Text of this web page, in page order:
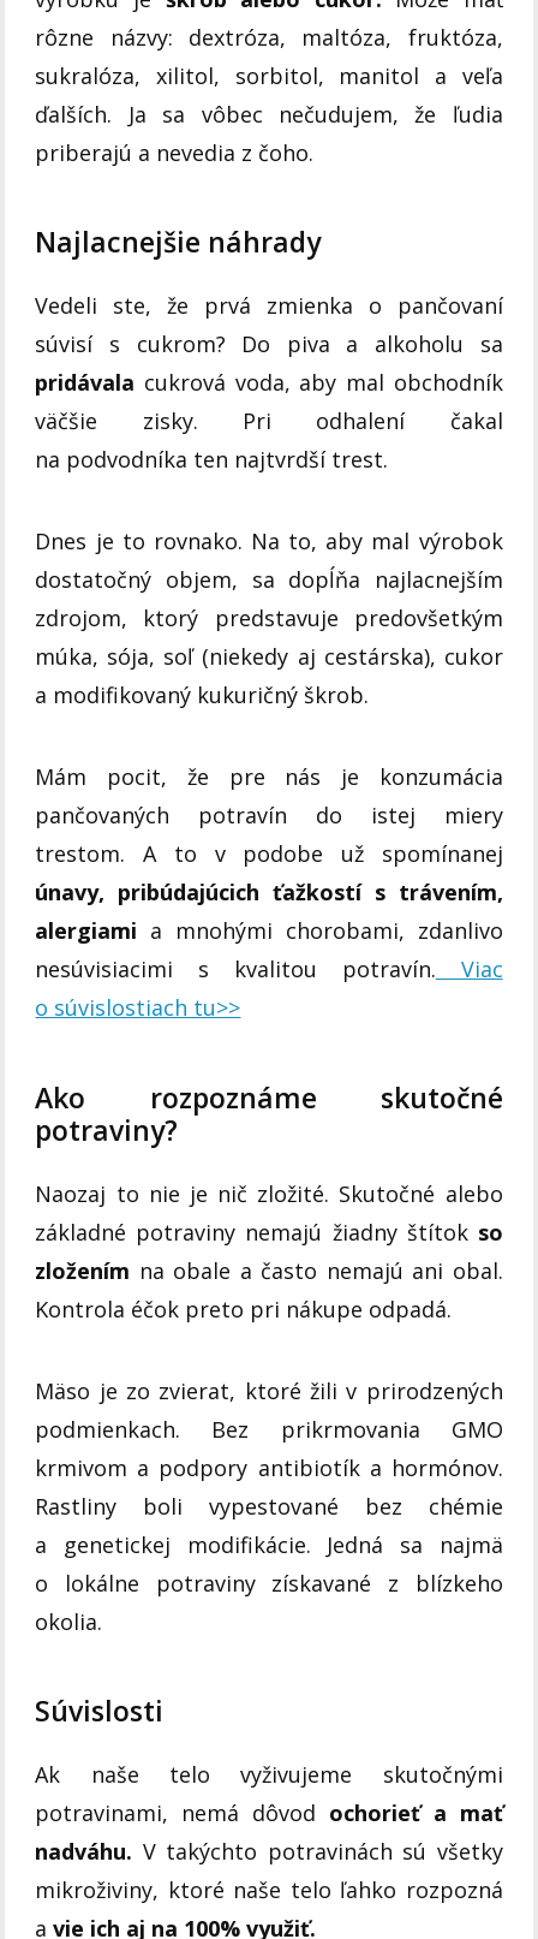
rôzne názvy: dextróza, maltóza, fruktóza,
sukralóza, xilitol, sorbitol, manitol a veľa
ďalších. Ja sa vôbec nečudujem, že ľudia
priberajú a nevedia z čoho.
Najlacnejšie náhrady
Vedeli ste, že prvá zmienka o pančovaní
súvisí s cukrom? Do piva a alkoholu sa
pridávala cukrová voda, aby mal obchodník
väčšie zisky. Pri odhalení čakal
na podvodníka ten najtvrdší trest.
Dnes je to rovnako. Na to, aby mal výrobok
dostatočný objem, sa dopĺňa najlacnejším
zdrojom, ktorý predstavuje predovšetkým
múka, sója, soľ (niekedy aj cestárska), cukor
a modifikovaný kukuričný škrob.
Mám pocit, že pre nás je konzumácia
pančovaných potravín do istej miery
trestom. A to v podobe už spomínanej
únavy, pribúdajúcich ťažkostí s trávením,
alergiami a mnohými chorobami, zdanlivo
nesúvisiacimi s kvalitou potravín. Viac
o súvislostiach tu>>
Ako rozpoznáme skutočné
potraviny?
Naozaj to nie je nič zložité. Skutočné alebo
základné potraviny nemajú žiadny štítokso
zložením na obale a často nemajú ani obal.
Kontrola éčok preto pri nákupe odpadá.
Mäso je zo zvierat, ktoré žili v prirodzených
podmienkach. Bez prikrmovania GMO
krmivom a podpory antibiotík a hormónov.
Rastliny boli vypestované bez chémie
a genetickej modifikácie. Jedná sa najmä
o lokálne potraviny získavané z blízkeho
okolia.
Súvislosti
Ak naše telo vyživujeme skutočnými
potravinami, nemá dôvod ochorieť a mať
nadváhu. V takýchto potravinách sú všetky
mikroživiny, ktoré naše telo ľahko rozpozná
avie ich aj na 100% využiť.